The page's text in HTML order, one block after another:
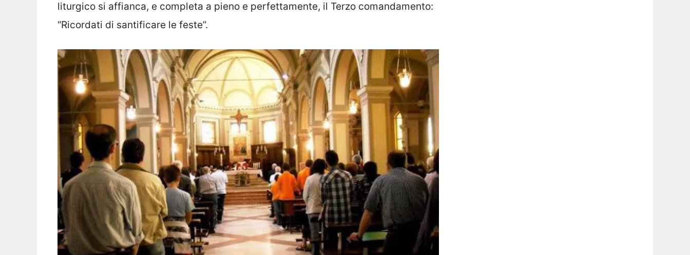
liturgico si affianca, e completa a pieno e perfettamente, il Terzo comandamento:
“Ricordati di santificare le feste”.